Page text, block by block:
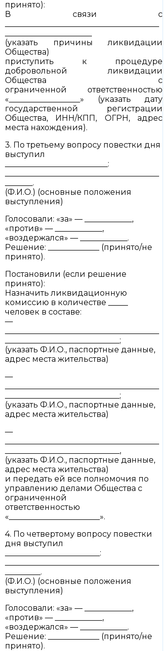
принято):
В связи с
(указать причины ликвидации
Общества)
приступить к процедуре
добровольной ликвидации
Общества с
ограниченной ответственностью
«__________________» (указать дату
государственной регистрации
Общества, ИНН/КПП, ОГРН, адрес
места нахождения).
3. По третьему вопросу повестки дня
выступил
__________________________:
_______.
(Ф.И.О.) (основные положения
выступления)
Голосовали: «за» — ____________,
«против» — ____________,
«воздержался» — ____________.
Решение: _____________ (принято/не
принято).
Постановили (если решение
принято):
Назначить ликвидационную
комиссию в количестве _____
человек в составе:
—
_____________________________;
(указать Ф.И.О., паспортные данные,
адрес места жительства)
—
_____________________________;
(указать Ф.И.О., паспортные данные,
адрес места жительства)
—
_____________________________,
(указать Ф.И.О., паспортные данные,
адрес места жительства)
и передать ей все полномочия по
управлению делами Общества с
ограниченной
ответственностью
«_______________________».
4. По четвертому вопросу повестки
дня выступил
________________________:
_________.
(Ф.И.О.) (основные положения
выступления)
Голосовали: «за» — ____________,
«против» — ____________,
«воздержался» — ____________.
Решение: _____________ (принято/не
принято).